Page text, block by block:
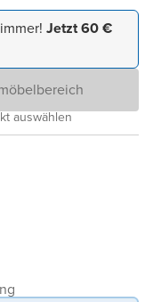
Jetzt 60 €
auswählen